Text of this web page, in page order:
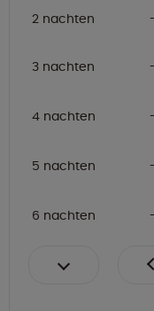
2 nachten
3 nachten
4 nachten
5 nachten
6 nachten